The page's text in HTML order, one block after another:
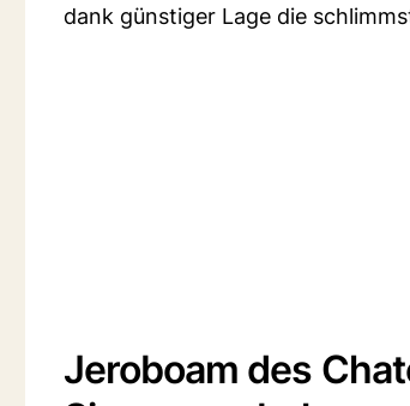
dank günstiger Lage die
Jeroboam des